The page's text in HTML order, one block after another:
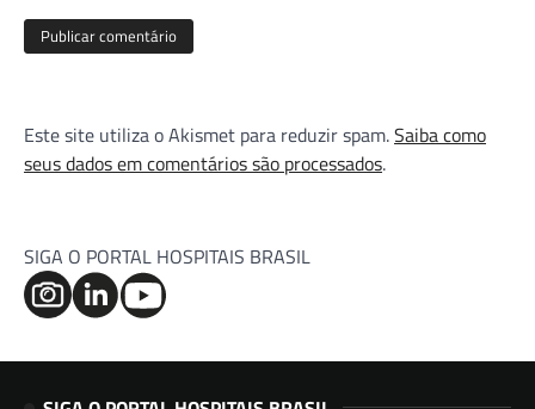
Este site utiliza o Akismet para reduzir spam.Saiba como
seus dados em comentários são processados.
SIGA O PORTAL HOSPITAIS BRASIL